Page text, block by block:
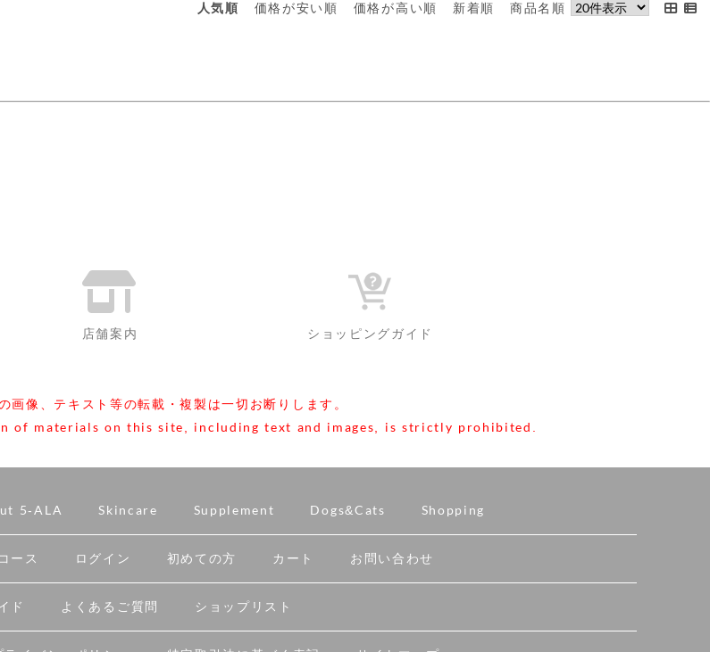
人気順 価格が安い順 価格が高い順 新着順 商品名順
店舗案内 ショッピングガイド
画像、テキスト等の転載・複製は一切お断りします。
of materials on this site, including text and images, is strictly prohibited.
5-ALA Skincare Supplement Dogs&Cats Shopping
ース ログイン 初めての方 カート お問い合わせ
ド よくあるご質問 ショップリスト